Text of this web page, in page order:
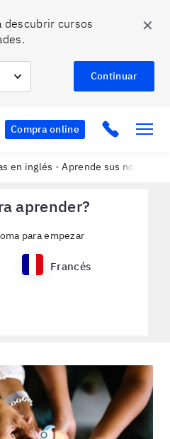
descubrir cursos
Continuar
✕
Compra online Click to
en inglés - Aprende sus nombres
aprender?
para empezar
Francés